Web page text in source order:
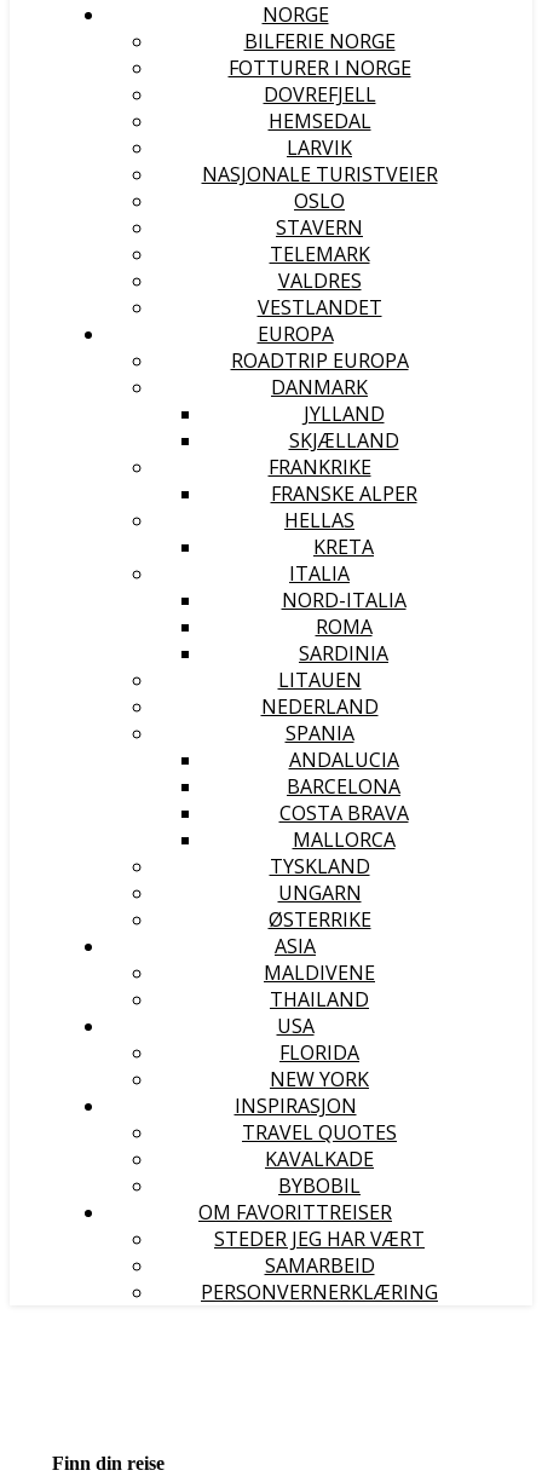
NORGE
BILFERIE NORGE
FOTTURER I NORGE
DOVREFJELL
HEMSEDAL
LARVIK
NASJONALE TURISTVEIER
OSLO
STAVERN
TELEMARK
VALDRES
VESTLANDET
EUROPA
ROADTRIP EUROPA
DANMARK
JYLLAND
SKJÆLLAND
FRANKRIKE
FRANSKE ALPER
HELLAS
KRETA
ITALIA
NORD-ITALIA
ROMA
SARDINIA
LITAUEN
NEDERLAND
SPANIA
ANDALUCIA
BARCELONA
COSTA BRAVA
MALLORCA
TYSKLAND
UNGARN
ØSTERRIKE
ASIA
MALDIVENE
THAILAND
USA
FLORIDA
NEW YORK
INSPIRASJON
TRAVEL QUOTES
KAVALKADE
BYBOBIL
OM FAVORITTREISER
STEDER JEG HAR VÆRT
SAMARBEID
PERSONVERNERKLÆRING
Finn din reise